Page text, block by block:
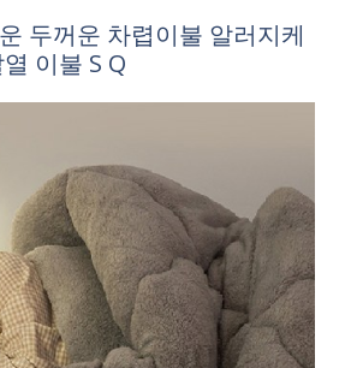
두꺼운 차렵이불 알러지케
이불 S Q